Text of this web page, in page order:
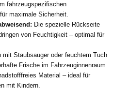
fahrzeugspezifischen
maximale Sicherheit.
Die spezielle Rückseite
von Feuchtigkeit – optimal für
mit Staubsauger oder feuchtem Tuch
Frische im Fahrzeuginnenraum.
Material – ideal für
mit Kindern.